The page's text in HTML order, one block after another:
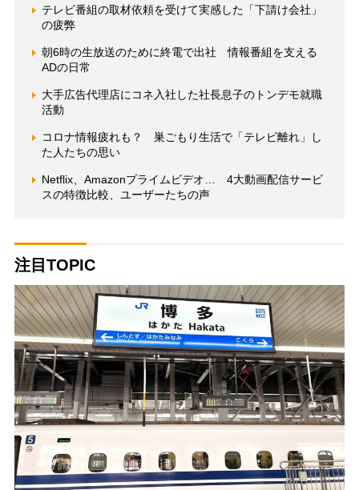
テレビ番組の取材依頼を受けて実感した「下請け会社」
の疲弊
朝6時の生放送のために終電で出社 情報番組を支える
ADの日常
大手広告代理店にコネ入社した社長息子のトンデモ就職
活動
コロナ情報疲れも？ 巣ごもり生活で「テレビ離れ」し
た人たちの思い
Netflix、Amazonプライムビデオ… 4大動画配信サービ
スの特徴比較、ユーザーたちの声
注目TOPIC